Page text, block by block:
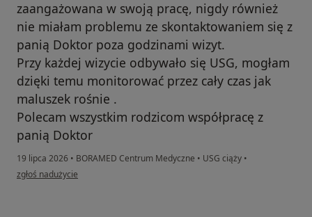
zaangażowana w swoją pracę, nigdy również
nie miałam problemu ze skontaktowaniem się z
panią Doktor poza godzinami wizyt.
Przy każdej wizycie odbywało się USG, mogłam
dzięki temu monitorować przez cały czas jak
maluszek rośnie .
Polecam wszystkim rodzicom współpracę z
panią Doktor
19 lipca 2026 • BORAMED Centrum Medyczne • USG ciąży •
w opinii użytkownika Emilia Sidoruk
zgłoś nadużycie